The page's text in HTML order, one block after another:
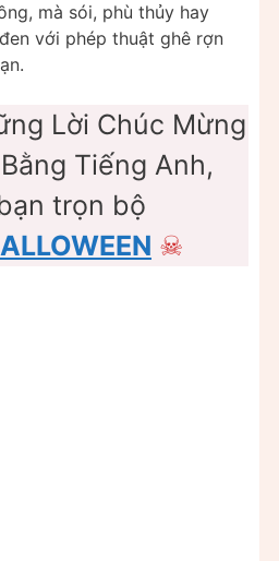
mà sói, phù thủy hay
với phép thuật ghê rợn
Lời Chúc Mừng
Tiếng Anh,
trọn bộ
☠